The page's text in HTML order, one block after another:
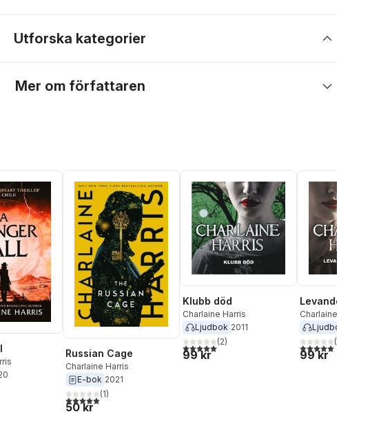
Utforska kategorier
Mer om författaren
Totalt antal röster:
Russian Cage
Charlaine Harris
E-bok 2021
5,0utav 5 stjärnor. Totalt antal röster:
(1)
50 kr
Klubb död
Charlaine Harris
Ljudbok 2011
5,0utav 5 stjärnor. Totalt antal röster:
(2)
99 kr
Levande död
Charlaine Harris
Ljudbok
5,0utav 5(
99 kr